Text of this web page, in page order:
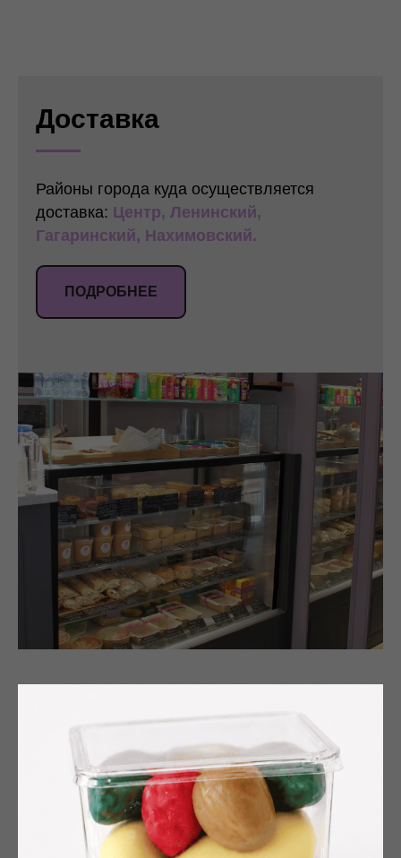
Доставка
Районы города куда осуществляется
доставка: Центр, Ленинский,
Гагаринский, Нахимовский.
ПОДРОБНЕЕ